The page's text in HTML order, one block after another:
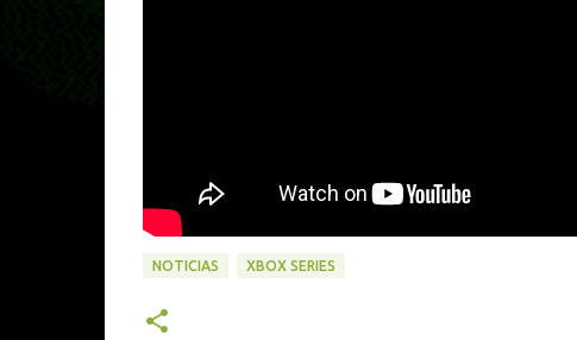
NOTICIAS XBOX SERIES